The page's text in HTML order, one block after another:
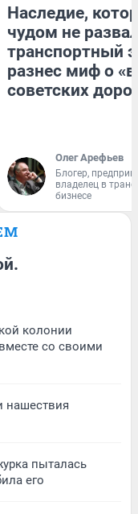
Наследие,
чудом не
транспортный
разнес миф о
советских
Олег Арефьев
Блогер,
владелец в
бизнесе
колонии
со своими
нашествия
пыталась
его